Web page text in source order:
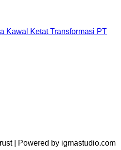
| Powered by igmastudio.com